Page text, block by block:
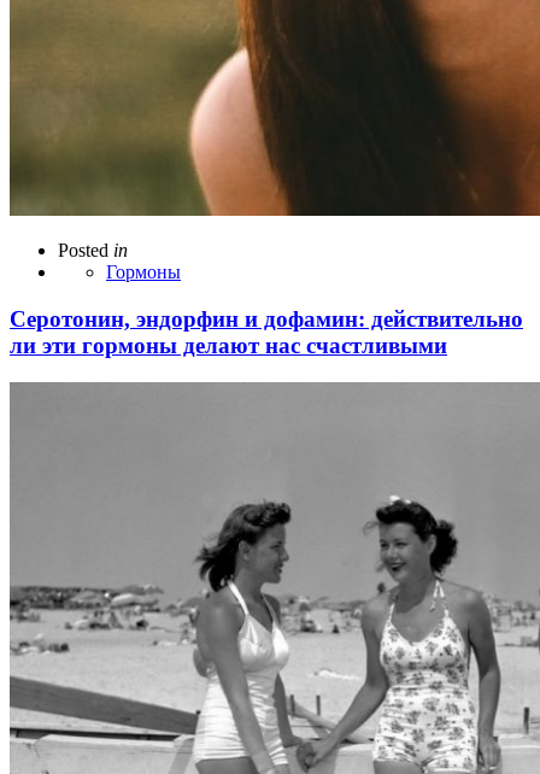
Posted in
Гормоны
Серотонин, эндорфин и дофамин: действительно
ли эти гормоны делают нас счастливыми